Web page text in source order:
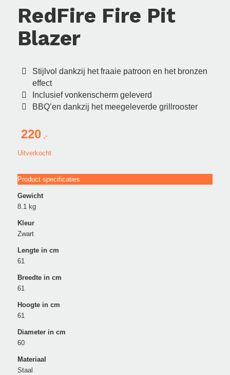
RedFire Fire Pit
Blazer
Stijlvol dankzij het fraaie patroon en het bronzen
effect
Inclusief vonkenscherm geleverd
BBQ’en dankzij het meegeleverde grillrooster
220
Uitverkocht
Product specificaties
Gewicht
8.1 kg
Kleur
Zwart
Lengte in cm
61
Breedte in cm
61
Hoogte in cm
61
Diameter in cm
60
Materiaal
Staal